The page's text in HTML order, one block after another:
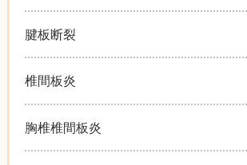
腱板断裂
椎間板炎
胸椎椎間板炎